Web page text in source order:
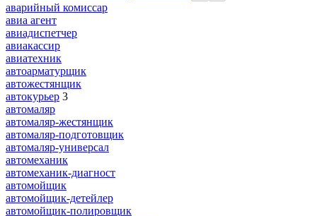
аварийный комиссар
авиа агент
авиадиспетчер
авиакассир
авиатехник
автоарматурщик
автожестянщик
автокурьер 3
автомаляр
автомаляр-жестянщик
автомаляр-подготовщик
автомаляр-универсал
автомеханик
автомеханик-диагност
автомойщик
автомойщик-детейлер
автомойщик-полировщик